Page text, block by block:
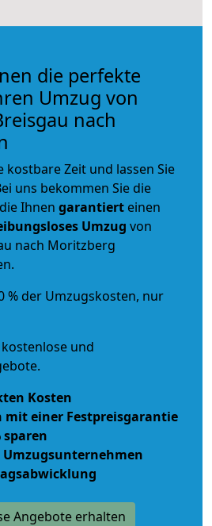
die perfekte
Umzug von
nach
kostbare Zeit und lassen Sie
uns bekommen Sie die
Ihnen garantiert einen
Umzug von
nach Moritzberg
% der Umzugskosten, nur
und
Kosten
mit einer Festpreisgarantie
sparen
Angebote erhalten